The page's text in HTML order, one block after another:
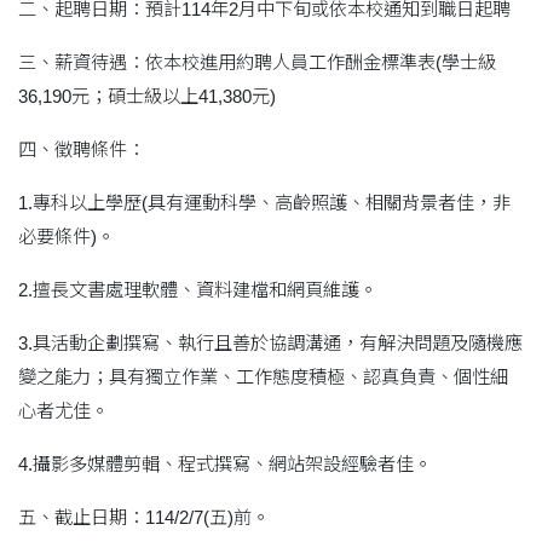
二、起聘日期：預計114年2月中下旬或依本校通知到職日起聘
三、薪資待遇：依本校進用約聘人員工作酬金標準表(學士級
36,190元；碩士級以上41,380元)
四、徵聘條件：
1.專科以上學歷(具有運動科學、高齡照護、相關背景者佳，非
必要條件)。
2.擅長文書處理軟體、資料建檔和網頁維護。
3.具活動企劃撰寫、執行且善於協調溝通，有解決問題及隨機應
變之能力；具有獨立作業、工作態度積極、認真負責、個性細
心者尤佳。
4.攝影多媒體剪輯、程式撰寫、網站架設經驗者佳。
五、截止日期：114/2/7(五)前。